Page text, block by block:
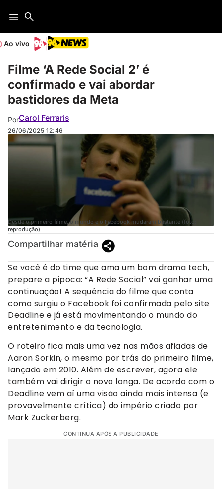
Ao vivo
Filme ‘A Rede Social 2’ é
confirmado e vai abordar
bastidores da Meta
PorCarol Ferraris
26/06/2025 12:46
Desde o primeiro filme, o mundo e o Facebook mudaram bastante (foto:
reprodução)
Compartilhar matéria
Se você é do time que ama um bom drama tech,
prepare a pipoca: “A Rede Social” vai ganhar uma
continuação! A sequência do filme que conta
como surgiu o Facebook foi confirmada pelo site
Deadline e já está movimentando o mundo do
entretenimento e da tecnologia.
O roteiro fica mais uma vez nas mãos afiadas de
Aaron Sorkin, o mesmo por trás do primeiro filme,
lançado em 2010. Além de escrever, agora ele
também vai dirigir o novo longa. De acordo com o
Deadline vem aí uma visão ainda mais intensa (e
provavelmente crítica) do império criado por
Mark Zuckerberg.
CONTINUA APÓS A PUBLICIDADE